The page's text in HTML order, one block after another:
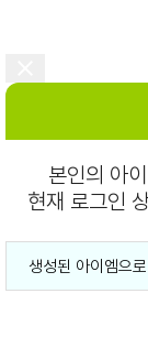
본인의 아
현재 로그인
생성된 아이엠으로